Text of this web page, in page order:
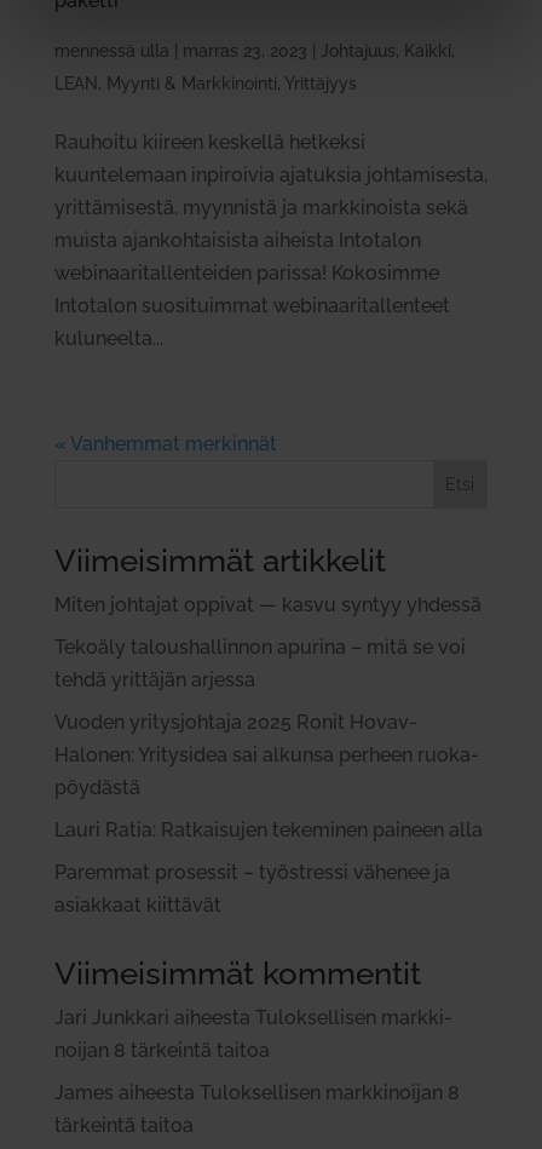
mennessä ulla | marras 23, 2023 | Johtajuus, Kaikki,
LEAN, Myynti & Markkinointi, Yrittäjyys
Rauhoitu kiireen keskellä hetkeksi
kuuntelemaan inpiroivia ajatuksia johtamisesta,
yrittämisestä, myynnistä ja markkinoista sekä
muista ajankohtaisista aiheista Intotalon
webinaaritallenteiden parissa! Kokosimme
Intotalon suosituimmat webinaaritallenteet
kuluneelta...
« Vanhemmat merkinnät
Etsi
Viimeisimmät artikkelit
Miten joh­tajat oppivat — kasvu syntyy yhdessä
Tekoäly talous­hal­linnon apurina – mitä se voi
tehdä yrit­täjän arjessa
Vuoden yri­tys­johtaja 2025 Ronit Hovav-
Halonen: Yri­tysidea sai alkunsa perheen ruo­ka­
pöy­dästä
Lauri Ratia: Rat­kai­sujen teke­minen paineen alla
Paremmat pro­sessit – työ­stressi vähenee ja
asiakkaat kiit­tävät
Viimeisimmät kommentit
Jari Junkkari aiheesta Tulok­sel­lisen mark­ki­
noijan 8 tär­keintä taitoa
James aiheesta Tulok­sel­lisen mark­ki­noijan 8
tär­keintä taitoa